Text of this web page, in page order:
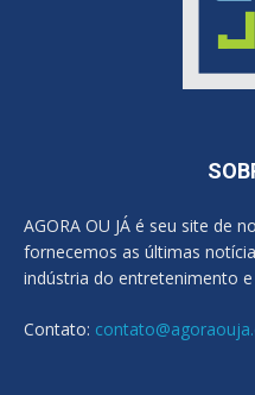
AGORA OU JÁ é seu site de
fornecemos as últimas
indústria do entretenimento e
Contato: